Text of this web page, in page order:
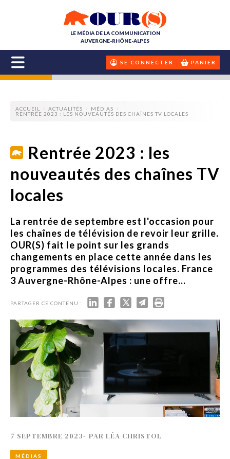
LE MÉDIA DE LA COMMUNICATION
AUVERGNE-RHÔNE-ALPES
SE CONNECTER PANIER
ACCUEIL ACTUALITÉS
MÉDIAS
RENTRÉE 2023 : LES NOUVEAUTÉS DES CHAÎNES TV LOCALES
Rentrée 2023 : les
nouveautés des chaînes TV
locales
La rentrée de septembre est l'occasion pour
les chaînes de télévision de revoir leur grille.
OUR(S) fait le point sur les grands
changements en place cette année dans les
programmes des télévisions locales. France
3 Auvergne-Rhône-Alpes : une offre...
PARTAGER CE CONTENU :
7 SEPTEMBRE 2023- PAR LÉA CHRISTOL
MÉDIAS